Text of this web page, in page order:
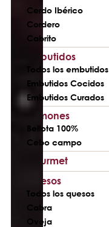
Cerdo Ibérico
Cordero
Cabrito
Embutidos
Todos los embutidos
Embutidos Cocidos
Embutidos Curados
Jamones
Bellota 100%
Cebo campo
Gourmet
Quesos
Todos los quesos
Cabra
Oveja